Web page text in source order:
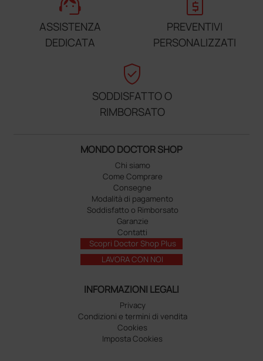
ASSISTENZA
DEDICATA
PREVENTIVI
PERSONALIZZATI
verified_user
SODDISFATTO O
RIMBORSATO
MONDO DOCTOR SHOP
Chi siamo
Come Comprare
Consegne
Modalità di pagamento
Soddisfatto o Rimborsato
Garanzie
Contatti
Scopri Doctor Shop Plus
LAVORA CON NOI
INFORMAZIONI LEGALI
Privacy
Condizioni e termini di vendita
Cookies
Imposta Cookies